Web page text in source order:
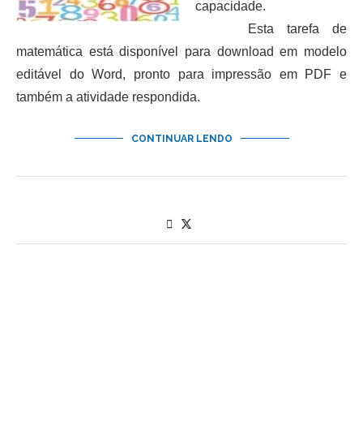
capacidade.
Esta tarefa de
matemática está disponível para download em modelo
editável do Word, pronto para impressão em PDF e
também a atividade respondida.
CONTINUAR LENDO